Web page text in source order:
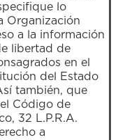
lo
Organización
a la información
libertad de
en el
del Estado
también, que
Código de
32 L.P.R.A.
a